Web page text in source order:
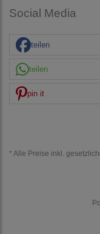
Social Media
teilen
teilen
pin it
* Alle Preise inkl.